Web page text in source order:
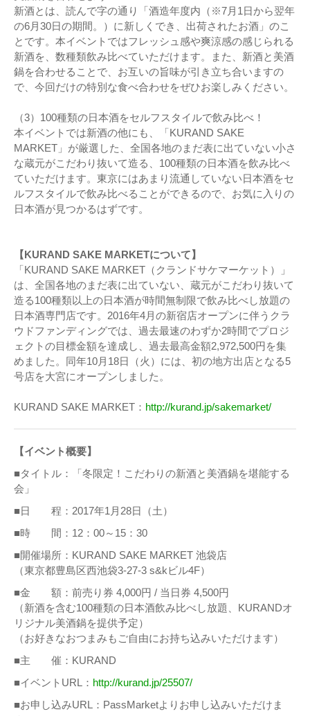
新酒とは、読んで字の通り「酒造年度内（※7月1日から翌年
の6月30日の期間。）に新しくでき、出荷されたお酒」のこ
とです。本イベントではフレッシュ感や爽涼感の感じられる
新酒を、数種類飲み比べていただけます。また、新酒と美酒
鍋を合わせることで、お互いの旨味が引き立ち合いますの
で、今回だけの特別な食べ合わせをぜひお楽しみください。
（3）100種類の日本酒をセルフスタイルで飲み比べ！
本イベントでは新酒の他にも、「KURAND SAKE
MARKET」が厳選した、全国各地のまだ表に出ていない小さ
な蔵元がこだわり抜いて造る、100種類の日本酒を飲み比べ
ていただけます。東京にはあまり流通していない日本酒をセ
ルフスタイルで飲み比べることができるので、お気に入りの
日本酒が見つかるはずです。
【KURAND SAKE MARKETについて】
「KURAND SAKE MARKET（クランドサケマーケット）」
は、全国各地のまだ表に出ていない、蔵元がこだわり抜いて
造る100種類以上の日本酒が時間無制限で飲み比べし放題の
日本酒専門店です。2016年4月の新宿店オープンに伴うクラ
ウドファンディングでは、過去最速のわずか2時間でプロジ
ェクトの目標金額を達成し、過去最高金額2,972,500円を集
めました。同年10月18日（火）には、初の地方出店となる5
号店を大宮にオープンしました。
KURAND SAKE MARKET： http://kurand.jp/sakemarket/
【イベント概要】
■タイトル：「冬限定！こだわりの新酒と美酒鍋を堪能する
会」
■日 程：2017年1月28日（土）
■時 間：12：00～15：30
■開催場所：KURAND SAKE MARKET 池袋店
（東京都豊島区西池袋3-27-3 s&kビル4F）
■金 額：前売り券 4,000円 / 当日券 4,500円
（新酒を含む100種類の日本酒飲み比べし放題、KURANDオ
リジナル美酒鍋を提供予定）
（お好きなおつまみもご自由にお持ち込みいただけます）
■主 催：KURAND
■イベントURL： http://kurand.jp/25507/
■お申し込みURL：PassMarketよりお申し込みいただけま